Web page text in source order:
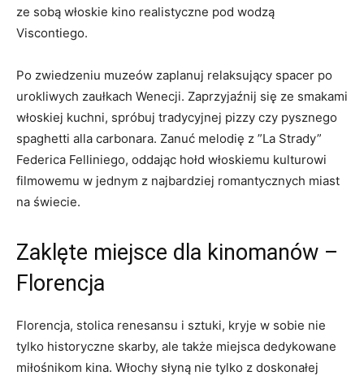
ze ‍sobą ​włoskie kino realistyczne pod wodzą
Viscontiego.
Po zwiedzeniu muzeów zaplanuj relaksujący spacer po‌
urokliwych ‍zaułkach Wenecji. Zaprzyjaźnij się ze smakami
włoskiej ​kuchni, spróbuj⁣ tradycyjnej pizzy‌ czy⁢ pysznego
spaghetti ​alla carbonara. ‍Zanuć‌ melodię z ‍”La Strady”​
Federica ‍Felliniego, oddając hołd włoskiemu kulturowi⁣
filmowemu w jednym z​ najbardziej romantycznych miast
na świecie.
Zaklęte miejsce ​dla ​kinomanów –
Florencja
Florencja, stolica renesansu i‌ sztuki, ⁤kryje w ⁣sobie ‍nie
tylko ‌historyczne‌ skarby,⁢ ale także miejsca dedykowane
⁢miłośnikom ⁤kina. Włochy słyną nie‌ tylko ⁣z⁣ doskonałej